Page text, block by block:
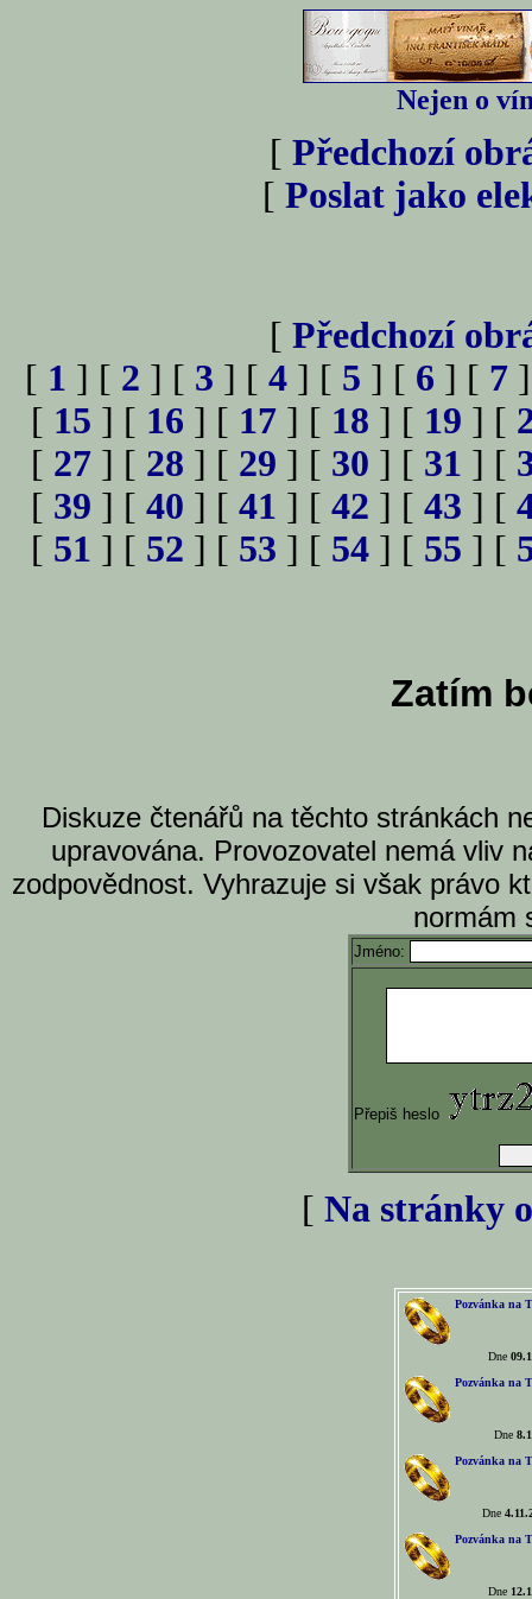
Nejen o
[ Předchozí
[ Poslat jako
[ Předchozí
[ 1 ] [ 2 ] [ 3 ] [ 4 ] [ 5 ] [ 6 ] [ 7
[ 15 ] [ 16 ] [ 17 ] [ 18 ] [ 19 ] [
[ 27 ] [ 28 ] [ 29 ] [ 30 ] [ 31 ] [
[ 39 ] [ 40 ] [ 41 ] [ 42 ] [ 43 ] [
[ 51 ] [ 52 ] [ 53 ] [ 54 ] [ 55 ] [
Zatím
Diskuze čtenářů na těchto stránkách
upravována. Provozovatel nemá vliv
zodpovědnost. Vyhrazuje si však právo
normám
Jméno:
Přepiš heslo
[ Na stránky
Pozvánka na
Dne
Pozvánka na
Dne
Pozvánka na
Dne
Pozvánka na
Dne